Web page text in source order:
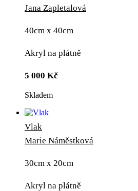
Jana Zapletalová
40cm x 40cm
Akryl na plátně
5 000 Kč
Skladem
Vlak
Marie Náměstková
30cm x 20cm
Akryl na plátně